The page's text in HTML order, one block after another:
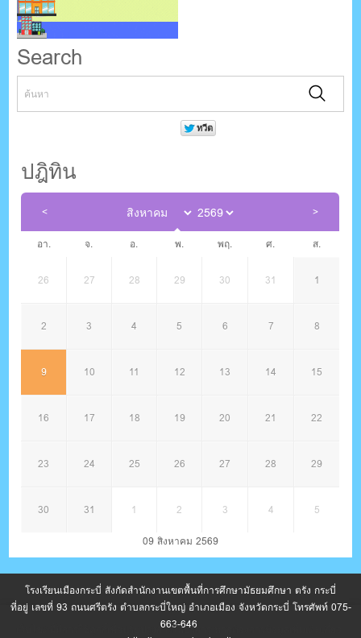
Search
ปฎิทิน
อา. จ. อ. พ. พฤ. ศ. ส.
26 27 28 29 30 31 1
2 3 4 5 6 7 8
9 10 11 12 13 14 15
16 17 18 19 20 21 22
23 24 25 26 27 28 29
30 31 1 2 3 4 5
09 สิงหาคม 2569
โรงเรียนเมืองกระบี่ สังกัดสำนักงานเขตพื้นที่การศึกษามัธยมศึกษา ตรัง กระบี่
ที่อยู่ เลขที่ 93 ถนนศรีตรัง ตำบลกระบี่ใหญ่ อำเภอเมือง จังหวัดกระบี่ โทรศัพท์ 075-
663-646
เว็บไซต์นี้มีการใช้คุกกี้เพื่อปรับปรุงการให้บริการ หากต้องการข้อมูลเพิ่มเติมเกี่ยว